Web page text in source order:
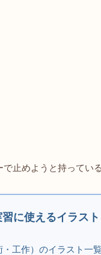
止めようと持ってい
に使えるイラス
工作）のイラスト一覧